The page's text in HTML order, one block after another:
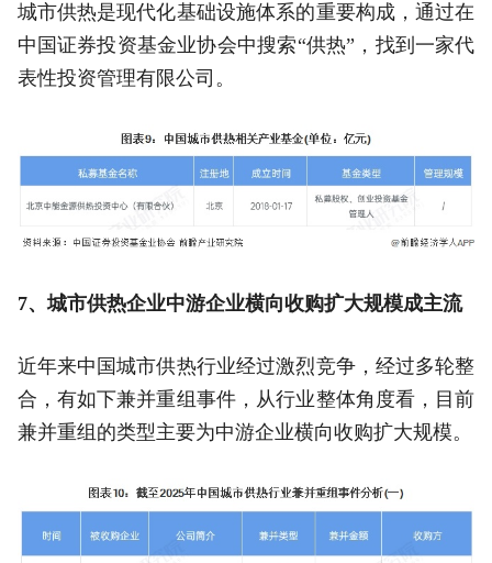
城市供热是现代化基础设施体系的重要构成，通过在
中国证券投资基金业协会中搜索“供热”，找到一家代
表性投资管理有限公司。
7、城市供热企业中游企业横向收购扩大规模成主流
近年来中国城市供热行业经过激烈竞争，经过多轮整
合，有如下兼并重组事件，从行业整体角度看，目前
兼并重组的类型主要为中游企业横向收购扩大规模。